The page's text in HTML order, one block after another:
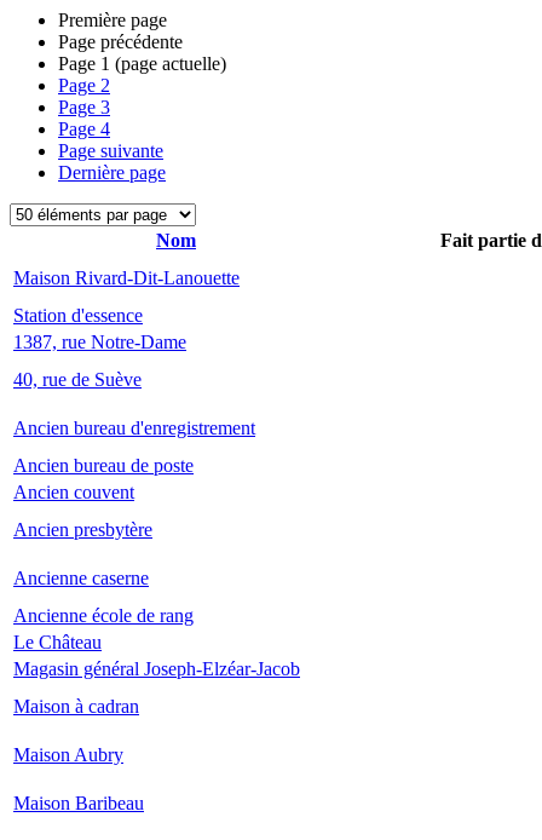
Première page
Page précédente
Page 1 (page actuelle)
Page 2
Page 3
Page 4
Page suivante
Dernière page
Nom
Fait partie
Maison Rivard-Dit-Lanouette
Station d'essence
1387, rue Notre-Dame
40, rue de Suève
Ancien bureau d'enregistrement
Ancien bureau de poste
Ancien couvent
Ancien presbytère
Ancienne caserne
Ancienne école de rang
Le Château
Magasin général Joseph-Elzéar-Jacob
Maison à cadran
Maison Aubry
Maison Baribeau